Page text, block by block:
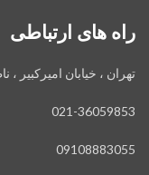
راه های ارتباطی
تهران ، خیابان امیرکبیر ،
021-36059853
09108883055